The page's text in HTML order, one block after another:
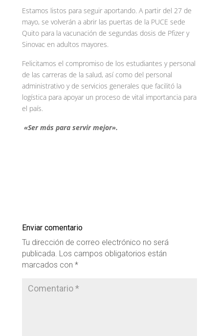
Estamos listos para seguir aportando. A partir del 27 de
mayo, se volverán a abrir las puertas de la PUCE sede
Quito para la vacunación de segundas dosis de Pfizer y
Sinovac en adultos mayores.
Felicitamos el compromiso de los estudiantes y personal
de las carreras de la salud, así como del personal
administrativo y de servicios generales que facilitó la
logística para apoyar un proceso de vital importancia para
el país.
«Ser más para servir mejor».
Enviar comentario
Tu dirección de correo electrónico no será
publicada. Los campos obligatorios están
marcados con *